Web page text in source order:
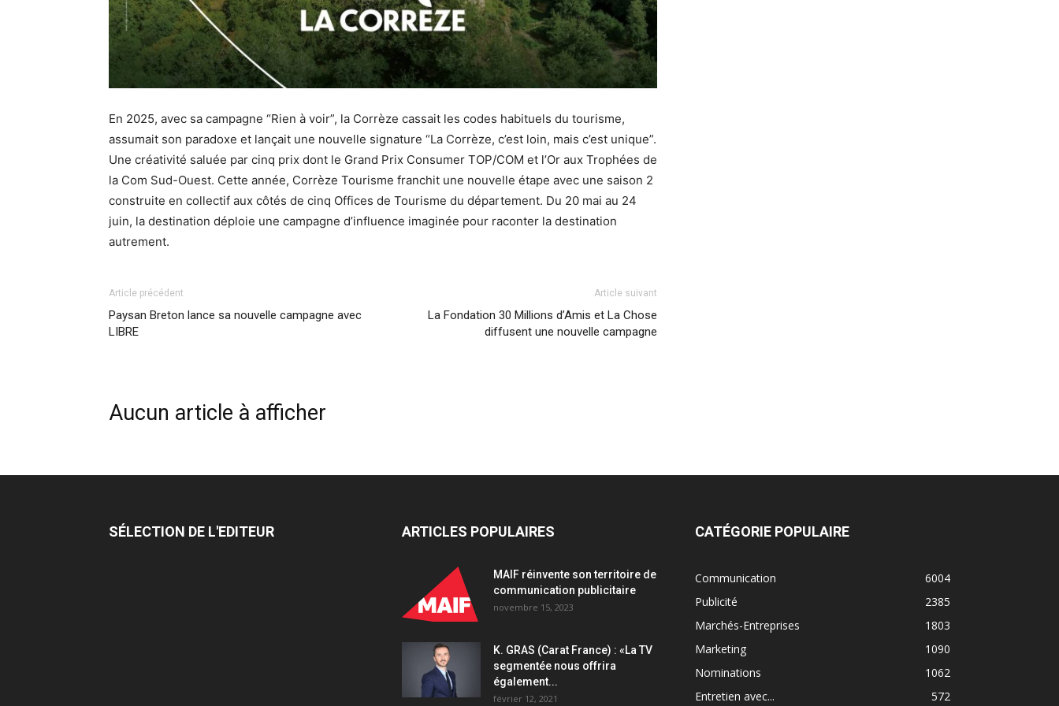
En 2025, avec sa campagne “Rien à voir”, la Corrèze cassait les codes habituels du tourisme,
assumait son paradoxe et lançait une nouvelle signature “La Corrèze, c’est loin, mais c’est unique”.
Une créativité saluée par cinq prix dont le Grand Prix Consumer TOP/COM et l’Or aux Trophées de
la Com Sud-Ouest. Cette année, Corrèze Tourisme franchit une nouvelle étape avec une saison 2
construite en collectif aux côtés de cinq Offices de Tourisme du département. Du 20 mai au 24
juin, la destination déploie une campagne d’influence imaginée pour raconter la destination
autrement.
Article précédent
Paysan Breton lance sa nouvelle campagne avec
LIBRE
Article suivant
La Fondation 30 Millions d’Amis et La Chose
diffusent une nouvelle campagne
Aucun article à afficher
SÉLECTION DE L'EDITEUR ARTICLES POPULAIRES
MAIF réinvente son territoire de
communication publicitaire
novembre 15, 2023
K. GRAS (Carat France) : «La TV
segmentée nous offrira
également...
février 12, 2021
CATÉGORIE POPULAIRE
Communication
6004
Publicité
2385
Marchés-Entreprises
1803
Marketing
1090
Nominations
1062
Entretien avec...
572